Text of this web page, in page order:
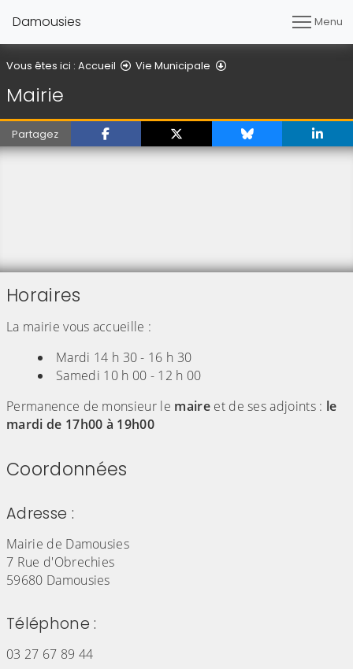
Damousies Menu
Vous êtes ici : Accueil Vie Municipale
Mairie
Partagez
Horaires
La mairie vous accueille :
Mardi 14 h 30 - 16 h 30
Samedi 10 h 00 - 12 h 00
Permanence de monsieur le maireet de ses adjoints : le
mardi de 17h00 à 19h00
Coordonnées
Adresse :
Mairie de Damousies
7 Rue d'Obrechies
59680 Damousies
Téléphone :
03 27 67 89 44